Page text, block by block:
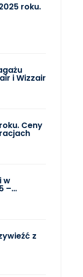
roku.
i Wizzair
Ceny
w
–…
z